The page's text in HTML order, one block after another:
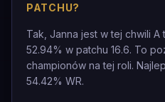
PATCHU?
Tak, Janna jest w tej chwili
52.94% w patchu 16.6. To
championów na tej roli.
54.42% WR.